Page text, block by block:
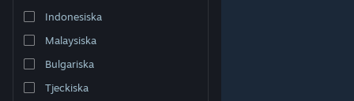
Indonesiska
Malaysiska
Bulgariska
Tjeckiska